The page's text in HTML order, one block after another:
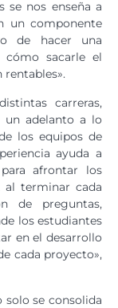
nos enseña a
un componente
de hacer una
sacarle el
carreras,
un adelanto a lo
los equipos de
ayuda a
afrontar los
al terminar cada
de preguntas,
los estudiantes
en el desarrollo
cada proyecto»,
solo se consolida